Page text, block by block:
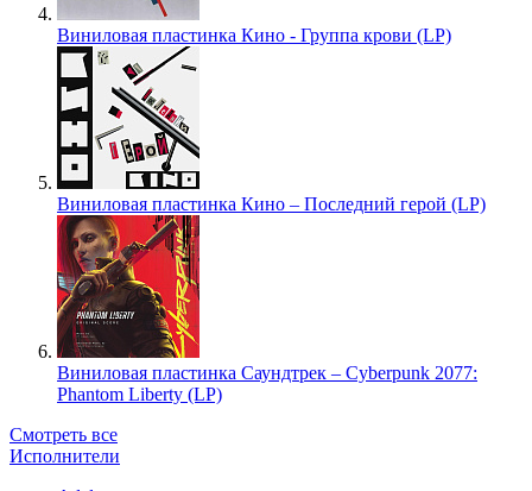
Виниловая пластинка Кино - Группа крови (LP)
Виниловая пластинка Кино – Последний герой (LP)
Виниловая пластинка Саундтрек – Cyberpunk 2077:
Phantom Liberty (LP)
Смотреть все
Исполнители